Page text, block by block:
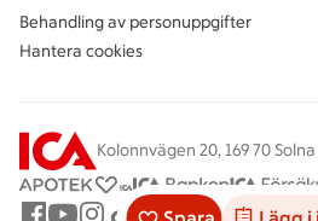
Behandling av personuppgifter
Hantera cookies
Kolonnvägen 20, 169 70 Solna